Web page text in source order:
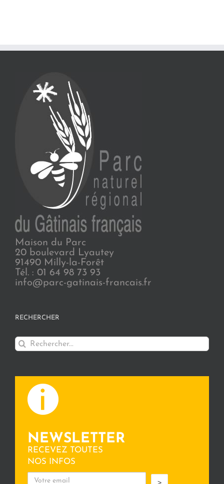
Maison du Parc
20 boulevard Lyautey
91490 Milly-la-Forêt
Tél. : 01 64 98 73 93
info@parc-gatinais-francais.fr
RECHERCHER
Rechercher:
NEWSLETTER
RECEVEZ TOUTES
NOS INFOS